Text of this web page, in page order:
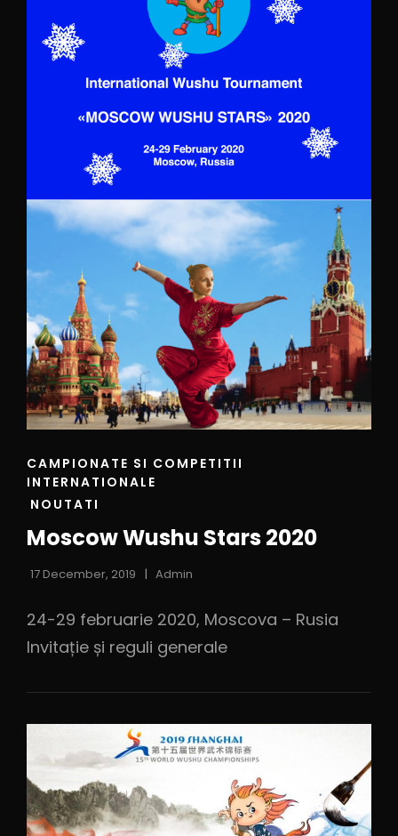
CAMPIONATE SI COMPETITII
INTERNATIONALE
NOUTATI
Moscow Wushu Stars 2020
17 December, 2019 Admin
24-29 februarie 2020, Moscova – Rusia
Invitație și reguli generale